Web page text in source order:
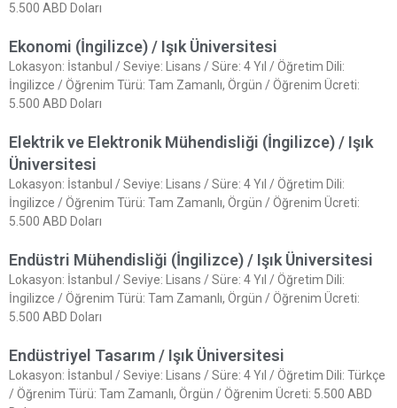
5.500 ABD Doları
Ekonomi (İngilizce) / Işık Üniversitesi
Lokasyon: İstanbul / Seviye: Lisans / Süre: 4 Yıl / Öğretim Dili:
İngilizce / Öğrenim Türü: Tam Zamanlı, Örgün / Öğrenim Ücreti:
5.500 ABD Doları
Elektrik ve Elektronik Mühendisliği (İngilizce) / Işık
Üniversitesi
Lokasyon: İstanbul / Seviye: Lisans / Süre: 4 Yıl / Öğretim Dili:
İngilizce / Öğrenim Türü: Tam Zamanlı, Örgün / Öğrenim Ücreti:
5.500 ABD Doları
Endüstri Mühendisliği (İngilizce) / Işık Üniversitesi
Lokasyon: İstanbul / Seviye: Lisans / Süre: 4 Yıl / Öğretim Dili:
İngilizce / Öğrenim Türü: Tam Zamanlı, Örgün / Öğrenim Ücreti:
5.500 ABD Doları
Endüstriyel Tasarım / Işık Üniversitesi
Lokasyon: İstanbul / Seviye: Lisans / Süre: 4 Yıl / Öğretim Dili: Türkçe
/ Öğrenim Türü: Tam Zamanlı, Örgün / Öğrenim Ücreti: 5.500 ABD